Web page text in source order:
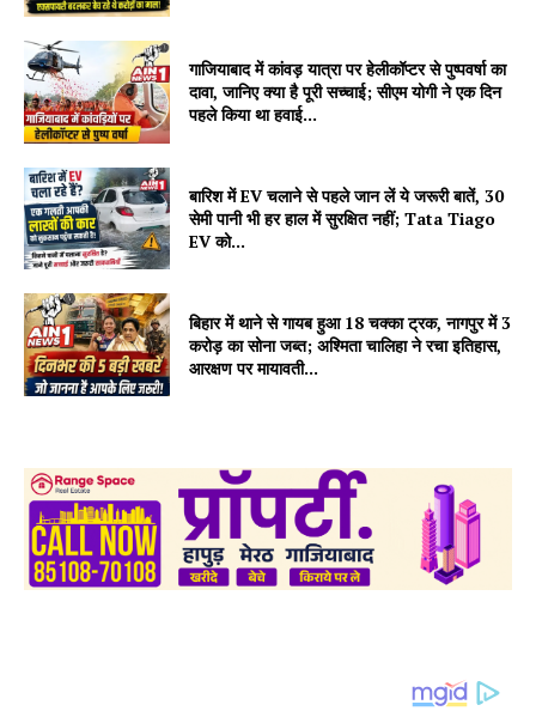
गाजियाबाद में कांवड़ यात्रा पर हेलीकॉप्टर से पुष्पवर्षा का
दावा, जानिए क्या है पूरी सच्चाई; सीएम योगी ने एक दिन
पहले किया था हवाई...
बारिश में EV चलाने से पहले जान लें ये जरूरी बातें, 30
सेमी पानी भी हर हाल में सुरक्षित नहीं; Tata Tiago
EV को...
बिहार में थाने से गायब हुआ 18 चक्का ट्रक, नागपुर में 3
करोड़ का सोना जब्त; अश्मिता चालिहा ने रचा इतिहास,
आरक्षण पर मायावती...